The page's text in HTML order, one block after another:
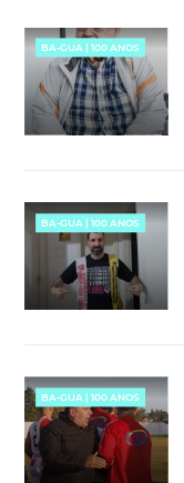
BA-GUA | 100 ANOS
BA-GUA | 100 ANOS
BA-GUA | 100 ANOS